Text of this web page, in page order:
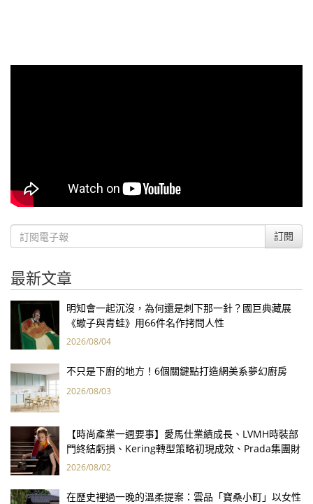
訂閱
最新文章
明知會一起沉沒，為何還是刺下那一針？國巨典藏展
《蠍子與青蛙》用66件名作拷問人性
2026/08/04
不只是下廚的地方！6個關鍵點打造網美系夢幻廚房
2026/08/03
【時尚產業一週要事】愛馬仕業績成長、LVMH時裝部
門終結虧損、Kering轉型策略初現成效、Prada集團財
報亮眼
2026/08/02
在歷史裡過一晚的溫柔提案：雲品「寶桑小町」以女性